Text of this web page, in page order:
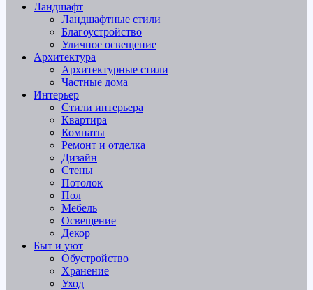
Ландшафт
Ландшафтные стили
Благоустройство
Уличное освещение
Архитектура
Архитектурные стили
Частные дома
Интерьер
Стили интерьера
Квартира
Комнаты
Ремонт и отделка
Дизайн
Стены
Потолок
Пол
Мебель
Освещение
Декор
Быт и уют
Обустройство
Хранение
Уход